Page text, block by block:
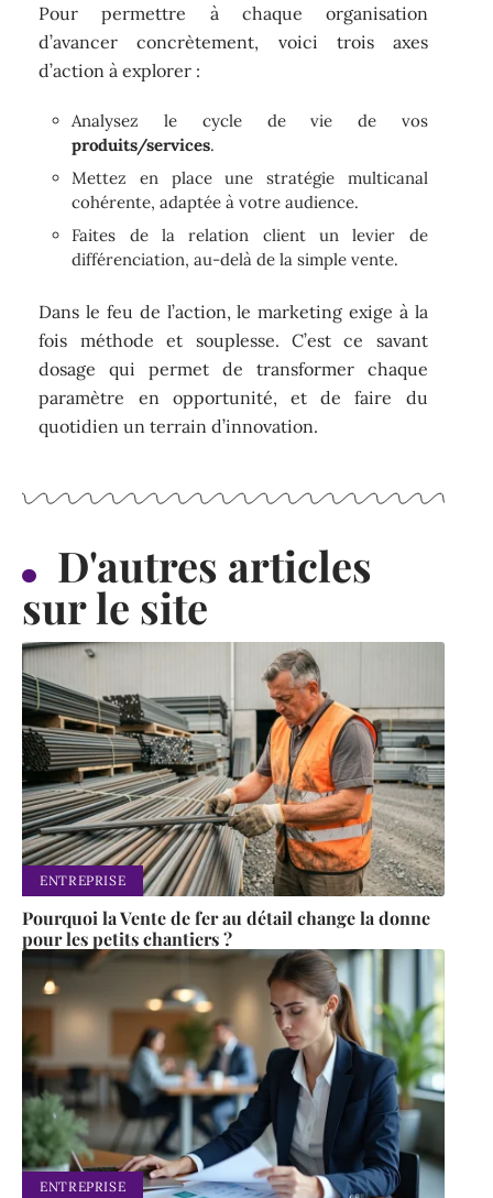
Pour permettre à chaque organisation
d’avancer concrètement, voici trois axes
d’action à explorer :
Analysez le cycle de vie de vos
produits/services.
Mettez en place une stratégie multicanal
cohérente, adaptée à votre audience.
Faites de la relation client un levier de
différenciation, au-delà de la simple vente.
Dans le feu de l’action, le marketing exige à la
fois méthode et souplesse. C’est ce savant
dosage qui permet de transformer chaque
paramètre en opportunité, et de faire du
quotidien un terrain d’innovation.
D'autres articles
sur le site
ENTREPRISE
Pourquoi la Vente de fer au détail change la donne
pour les petits chantiers ?
ENTREPRISE